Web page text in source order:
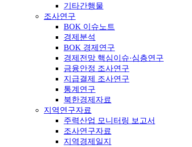
기타간행물
조사연구
BOK 이슈노트
경제분석
BOK 경제연구
경제전망 핵심이슈·심층연구
금융안정 조사연구
지급결제 조사연구
통계연구
북한경제자료
지역연구자료
주력산업 모니터링 보고서
조사연구자료
지역경제일지